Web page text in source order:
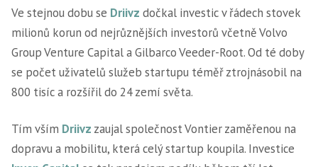
Ve stejnou dobu se Driivz dočkal investic v řádech stovek
milionů korun od nejrůznějších investorů včetně Volvo
Group Venture Capital a Gilbarco Veeder-Root. Od té doby
se počet uživatelů služeb startupu téměř ztrojnásobil na
800 tisíc a rozšířil do 24 zemí světa.
Tím vším Driivz zaujal společnost Vontier zaměřenou na
dopravu a mobilitu, která celý startup koupila. Investice